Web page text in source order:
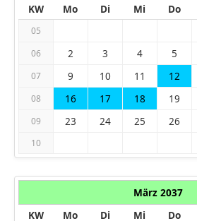
KW
Mo Di Mi Do
05
06 2 3 4 5
07 9 10 11 12
08 16 17 18 19
09 23 24 25 26
10
März 2037
KW
Mo Di Mi Do